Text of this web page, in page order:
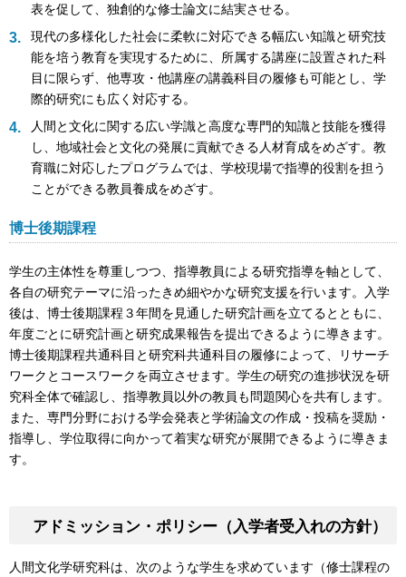
表を促して、独創的な修士論文に結実させる。
現代の多様化した社会に柔軟に対応できる幅広い知識と研究技
能を培う教育を実現するために、所属する講座に設置された科
目に限らず、他専攻・他講座の講義科目の履修も可能とし、学
際的研究にも広く対応する。
人間と文化に関する広い学識と高度な専門的知識と技能を獲得
し、地域社会と文化の発展に貢献できる人材育成をめざす。教
育職に対応したプログラムでは、学校現場で指導的役割を担う
ことができる教員養成をめざす。
博士後期課程
学生の主体性を尊重しつつ、指導教員による研究指導を軸として、
各自の研究テーマに沿ったきめ細やかな研究支援を行います。入学
後は、博士後期課程３年間を見通した研究計画を立てるとともに、
年度ごとに研究計画と研究成果報告を提出できるように導きます。
博士後期課程共通科目と研究科共通科目の履修によって、リサーチ
ワークとコースワークを両立させます。学生の研究の進捗状況を研
究科全体で確認し、指導教員以外の教員も問題関心を共有します。
また、専門分野における学会発表と学術論文の作成・投稿を奨励・
指導し、学位取得に向かって着実な研究が展開できるように導きま
す。
アドミッション・ポリシー（入学者受入れの方針）
人間文化学研究科は、次のような学生を求めています（修士課程の